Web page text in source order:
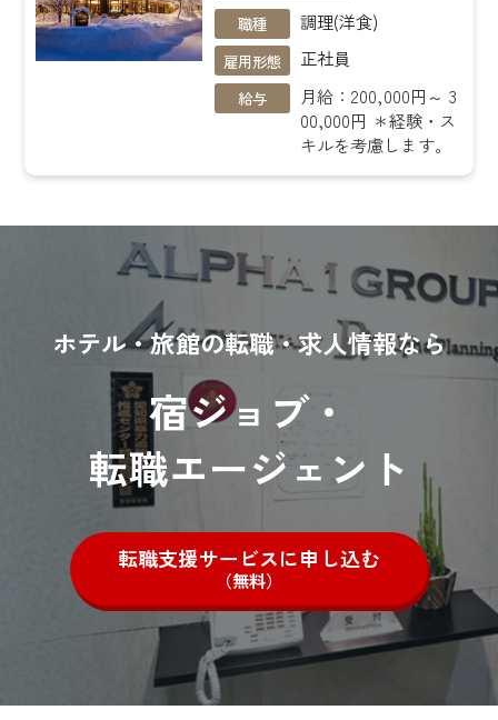
職種 調理(洋食)
雇用形態 正社員
給与
月給：200,000円～ 3
00,000円 ＊経験・ス
キルを考慮します。
ホテル・旅館の転職・求人情報なら
宿ジョブ・
転職エージェント
転職支援サービスに申し込む
（無料）